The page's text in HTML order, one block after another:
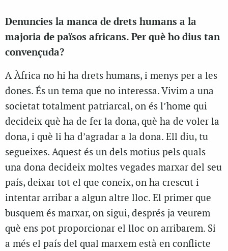
Denuncies la manca de drets humans a la
majoria de països africans. Per què ho dius tan
convençuda?
A Àfrica no hi ha drets humans, i menys per a les
dones. És un tema que no interessa. Vivim a una
societat totalment patriarcal, on és l’home qui
decideix què ha de fer la dona, què ha de voler la
dona, i què li ha d’agradar a la dona. Ell diu, tu
segueixes. Aquest és un dels motius pels quals
una dona decideix moltes vegades marxar del seu
país, deixar tot el que coneix, on ha crescut i
intentar arribar a algun altre lloc. El primer que
busquem és marxar, on sigui, després ja veurem
què ens pot proporcionar el lloc on arribarem. Si
a més el país del qual marxem està en conflicte